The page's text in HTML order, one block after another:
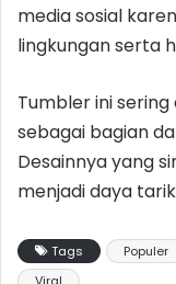
media sosial
lingkungan serta
Tumbler ini
sebagai bagian
Desainnya yang
menjadi daya
Tags Populer